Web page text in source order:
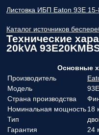
Листовка ИБП Eaton 93E
Каталог источников
Технические
20kVA
Основные
Производитель
Модель
Страна производства
Номинальная мощность18
Тип
Гарантия
24